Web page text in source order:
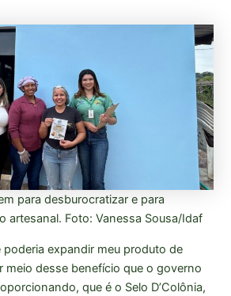
para desburocratizar e para
artesanal. Foto: Vanessa Sousa/Idaf
poderia expandir meu produto de
meio desse benefício que o governo
que é o Selo D’Colônia,